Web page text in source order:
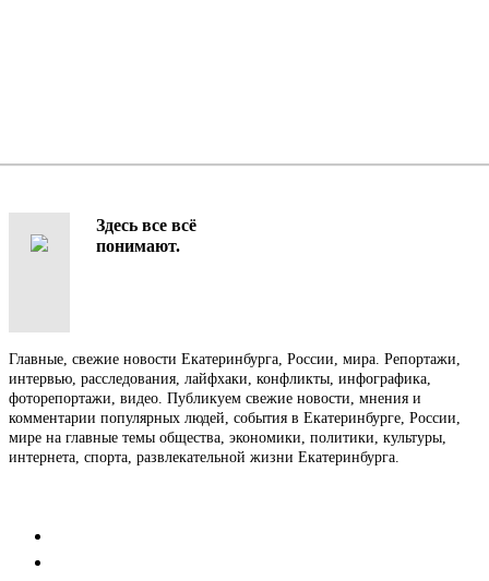
Здесь все всё
понимают.
Главные, свежие новости Екатеринбурга, России, мира. Репортажи,
интервью, расследования, лайфхаки, конфликты, инфографика,
фоторепортажи, видео. Публикуем свежие новости, мнения и
комментарии популярных людей, события в Екатеринбурге, России,
мире на главные темы общества, экономики, политики, культуры,
интернета, спорта, развлекательной жизни Екатеринбурга.